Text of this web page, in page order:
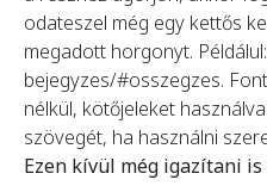
odateszel még egy kettős
megadott horgonyt.
bejegyzes/#osszegzes.
nélkül, kötőjeleket
szövegét, ha használni
Ezen kívül még igazítani